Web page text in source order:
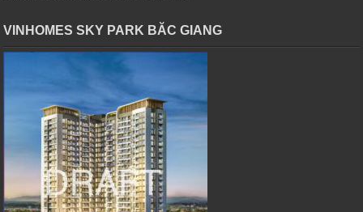
VINHOMES SKY PARK BĂC GIANG